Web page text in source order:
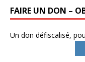
FAIRE UN DON –
Un don défiscalisé,